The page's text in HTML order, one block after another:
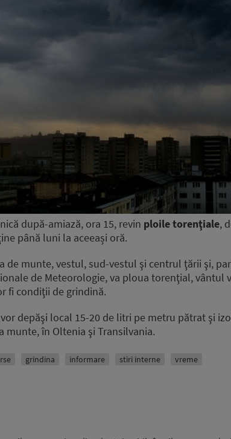
după-amiază, ora 15, revin ploile torenţiale,
până luni la aceeași oră.
de munte, vestul, sud-vestul şi centrul ţării şi,
de Meteorologie, va ploua torenţial, vântul
fi condiţii de grindină.
depăşi local 15-20 de litri pe metru pătrat şi
munte, în Oltenia şi Transilvania.
grindina informare stiri interne vreme